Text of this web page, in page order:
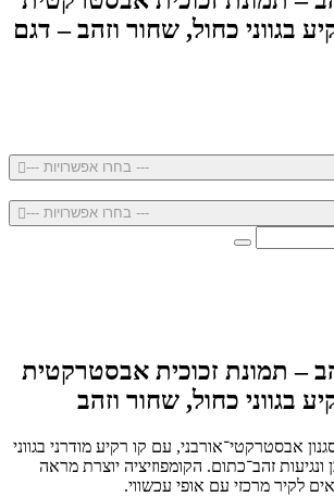
בגווני כחול, שחור וזהב – דגם
--- בחרו אפשרויות ---
--- בחרו אפשרויות ---
– תמונת זכוכית אבסטרקטית
בגווני כחול, שחור וזהב
אבסטרקטי־אורבני, עם קו רקיע מודרני בגווני
זהב־כתום. הקומפוזיציה יוצרת מראה
לקיר מרכזי עם אופי עכשווי.